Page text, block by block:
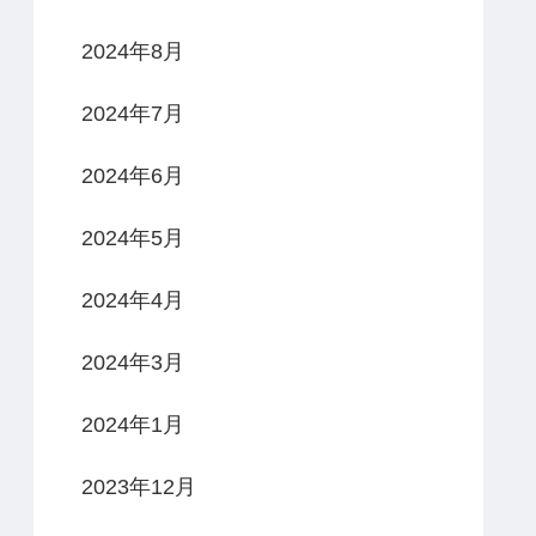
2024年8月
2024年7月
2024年6月
2024年5月
2024年4月
2024年3月
2024年1月
2023年12月